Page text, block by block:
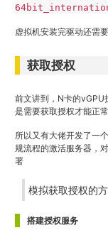
虚拟机安装完驱动还需
获取授权
前文讲到，N卡的vGPU
是需要获取授权才能正
所以又有大佬开发了一
规流程的激活服务器，
署
模拟获取授权的
搭建授权服务